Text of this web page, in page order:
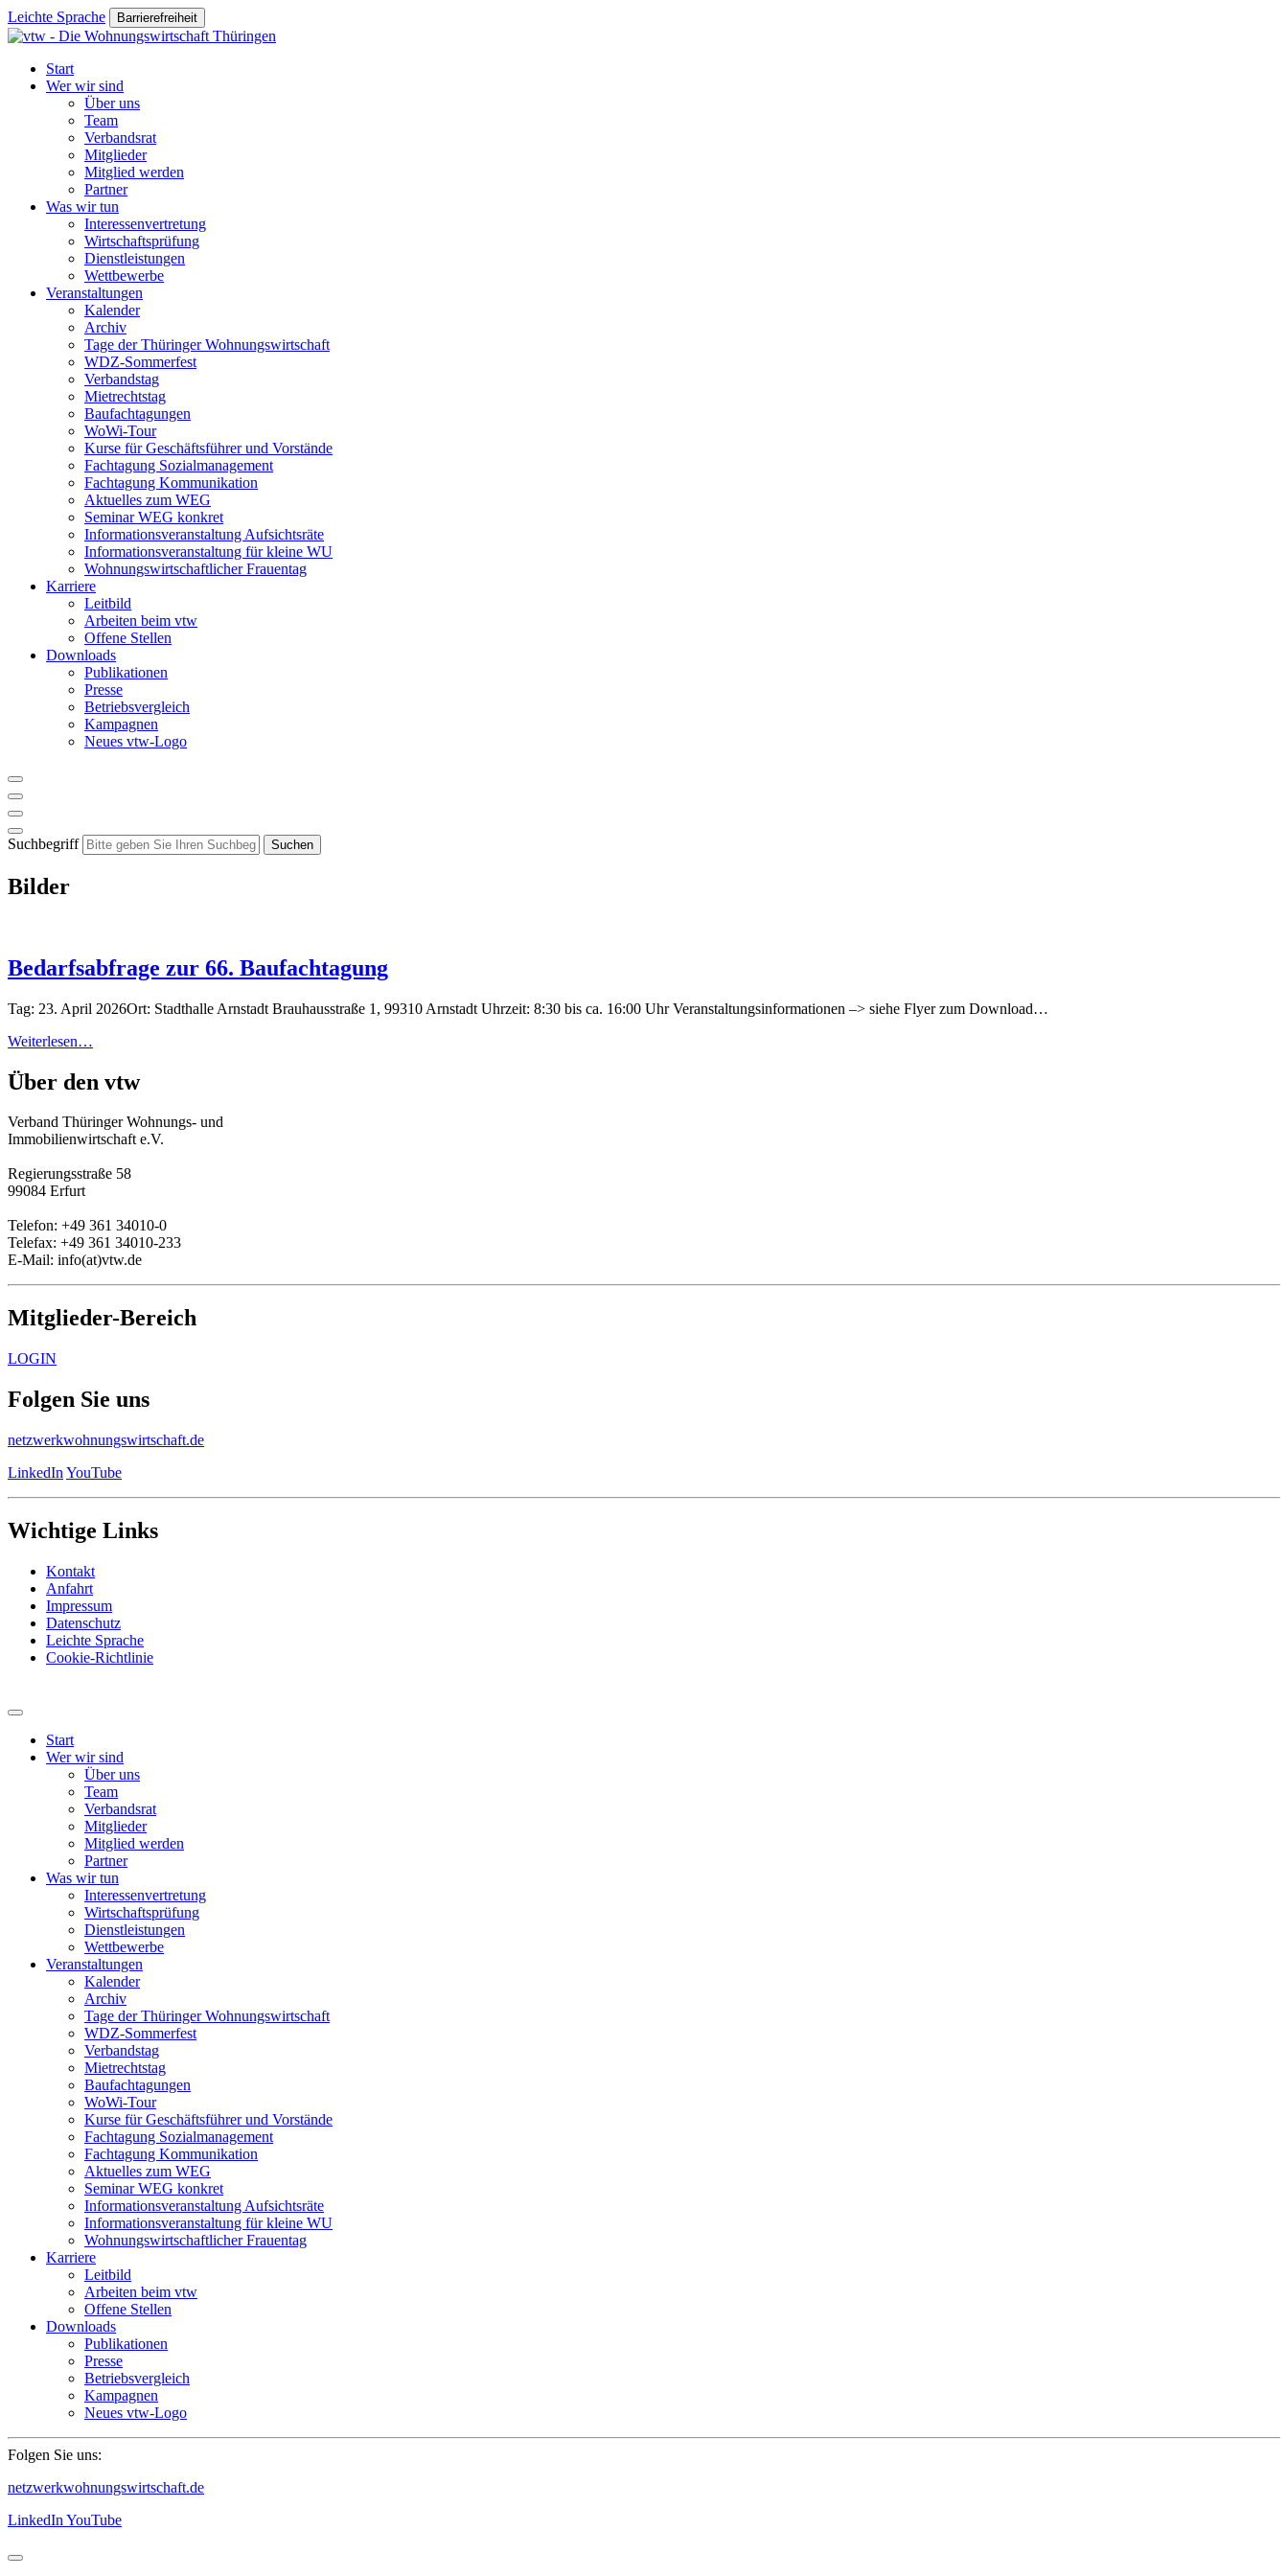
Leichte Sprache Barrierefreiheit
Start
Wer wir sind
Über uns
Team
Verbandsrat
Mitglieder
Mitglied werden
Partner
Was wir tun
Interessenvertretung
Wirtschaftsprüfung
Dienstleistungen
Wettbewerbe
Veranstaltungen
Kalender
Archiv
Tage der Thüringer Wohnungswirtschaft
WDZ-Sommerfest
Verbandstag
Mietrechtstag
Baufachtagungen
WoWi-Tour
Kurse für Geschäftsführer und Vorstände
Fachtagung Sozialmanagement
Fachtagung Kommunikation
Aktuelles zum WEG
Seminar WEG konkret
Informationsveranstaltung Aufsichtsräte
Informationsveranstaltung für kleine WU
Wohnungswirtschaftlicher Frauentag
Karriere
Leitbild
Arbeiten beim vtw
Offene Stellen
Downloads
Publikationen
Presse
Betriebsvergleich
Kampagnen
Neues vtw-Logo
Suchbegriff Suchen
Bilder
Bedarfsabfrage zur 66. Baufachtagung
Tag: 23. April 2026Ort: Stadthalle Arnstadt Brauhausstraße 1, 99310 Arnstadt Uhrzeit: 8:30 bis ca. 16:00 Uhr Veranstaltungsinformationen –> siehe Flyer zum Download…
Weiterlesen…
Über den vtw
Verband Thüringer Wohnungs- und
Immobilienwirtschaft e.V.
Regierungsstraße 58
99084 Erfurt
Telefon: +49 361 34010-0
Telefax: +49 361 34010-233
E-Mail: info(at)vtw.de
Mitglieder-Bereich
LOGIN
Folgen Sie uns
netzwerkwohnungswirtschaft.de
LinkedIn YouTube
Wichtige Links
Kontakt
Anfahrt
Impressum
Datenschutz
Leichte Sprache
Cookie-Richtlinie
Start
Wer wir sind
Über uns
Team
Verbandsrat
Mitglieder
Mitglied werden
Partner
Was wir tun
Interessenvertretung
Wirtschaftsprüfung
Dienstleistungen
Wettbewerbe
Veranstaltungen
Kalender
Archiv
Tage der Thüringer Wohnungswirtschaft
WDZ-Sommerfest
Verbandstag
Mietrechtstag
Baufachtagungen
WoWi-Tour
Kurse für Geschäftsführer und Vorstände
Fachtagung Sozialmanagement
Fachtagung Kommunikation
Aktuelles zum WEG
Seminar WEG konkret
Informationsveranstaltung Aufsichtsräte
Informationsveranstaltung für kleine WU
Wohnungswirtschaftlicher Frauentag
Karriere
Leitbild
Arbeiten beim vtw
Offene Stellen
Downloads
Publikationen
Presse
Betriebsvergleich
Kampagnen
Neues vtw-Logo
Folgen Sie uns:
netzwerkwohnungswirtschaft.de
LinkedIn YouTube